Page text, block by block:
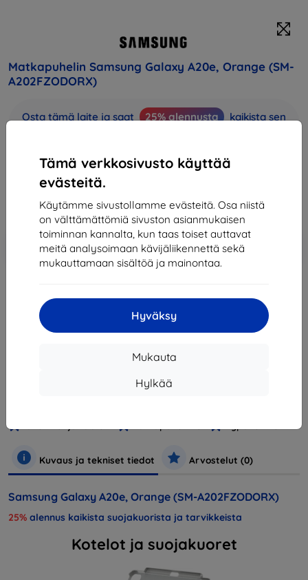
Tämä verkkosivusto käyttää
evästeitä.
Käytämme sivustollamme evästeitä. Osa niistä
on välttämättömiä sivuston asianmukaisen
toiminnan kannalta, kun taas toiset auttavat
meitä analysoimaan kävijäliikennettä sekä
mukauttamaan sisältöä ja mainontaa.
Hyväksy
Mukauta
Hylkää
Matkapuhelin Samsung Galaxy A20e, Orange (SM-
A202FZODORX)
Osta tämä laite ja saat 25% alennusta
kaikista sen
223,90 €
201,51 €
-10%
Alennus kupongilla
EXTRA10
Lisää
ostoskoriin
Loppuunmyyty
Loppuunmyyty
Kuvaus ja tekniset tiedot Arvostelut (0)
Samsung Galaxy A20e, Orange (SM-A202FZODORX)
25% alennus kaikista suojakuorista ja tarvikkeista
Kotelot ja suojakuoret